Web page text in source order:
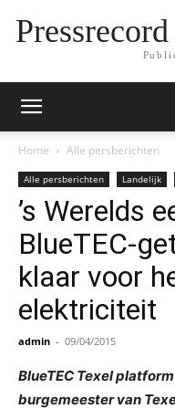
Home Alle persberichten
Alle persberichten Landelijk
’s Werelds
BlueTEC-
klaar voor
elektriciteit
admin - 09/04/2015
BlueTEC Texel
burgemeester van